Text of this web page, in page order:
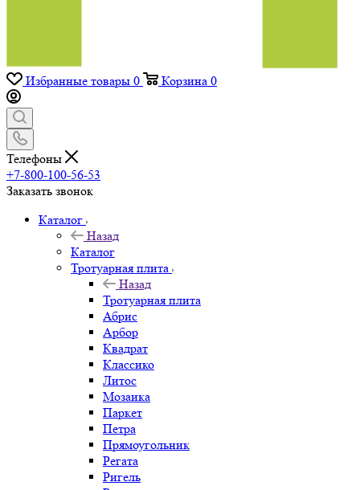
Избранные товары 0 Корзина 0
Телефоны
+7-800-100-56-53
Заказать звонок
Каталог
Назад
Каталог
Тротуарная плита
Назад
Тротуарная плита
Абрис
Арбор
Квадрат
Классико
Литос
Мозаика
Паркет
Петра
Прямоугольник
Регата
Ригель